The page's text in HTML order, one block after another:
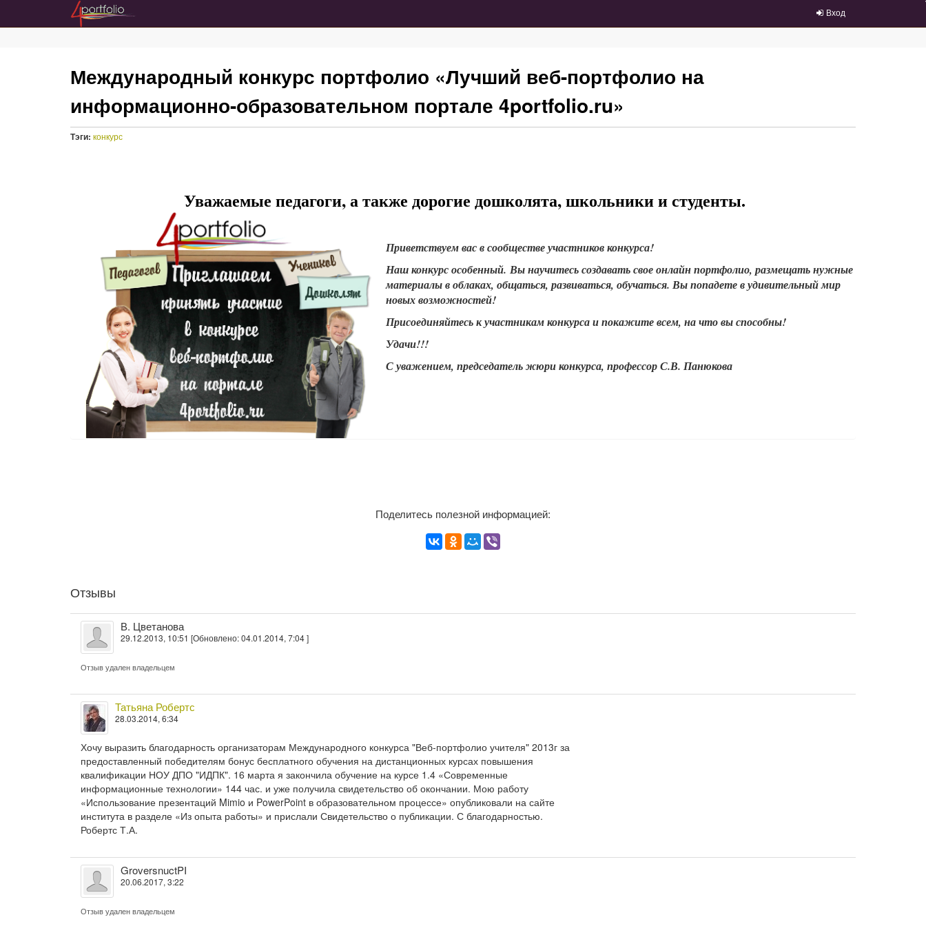
Вход
Международный конкурс портфолио «Лучший веб-портфолио на
информационно-образовательном портале 4portfolio.ru»
Тэги: конкурс
Уважаемые педагоги, а также дорогие дошколята, школьники и студенты.
Приветствуем вас в сообществе участников конкурса!
Наш конкурс особенный. Вы научитесь создавать свое онлайн портфолио, размещать нужные
материалы в облаках, общаться, развиваться, обучаться. Вы попадете в удивительный мир
новых возможностей!
Присоединяйтесь к участникам конкурса и покажите всем, на что вы способны!
Удачи!!!
С уважением, председатель жюри конкурса, профессор С.В. Панюкова
Поделитесь полезной информацией:
Отзывы
В. Цветанова
29.12.2013, 10:51 [Обновлено: 04.01.2014, 7:04 ]
Отзыв удален владельцем
Татьяна Робертс
28.03.2014, 6:34
Хочу выразить благодарность организаторам Международного конкурса "Веб-портфолио учителя" 2013г за
предоставленный победителям бонус бесплатного обучения на дистанционных курсах повышения
квалификации НОУ ДПО "ИДПК". 16 марта я закончила обучение на курсе 1.4 «Современные
информационные технологии» 144 час. и уже получила свидетельство об окончании. Мою работу
«Использование презентаций Mimio и PowerPoint в образовательном процессе» опубликовали на сайте
института в разделе «Из опыта работы» и прислали Свидетельство о публикации. С благодарностью.
Робертс Т.А.
GroversnuctPI
20.06.2017, 3:22
Отзыв удален владельцем